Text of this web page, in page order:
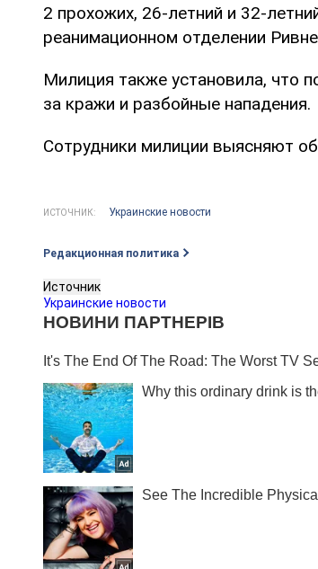
2 прохожих, 26-летний и 32-
реанимационном отделении
Милиция также установила, что
за кражи и разбойные нападения.
Сотрудники милиции выясняют
ИСТОЧНИК: Украинские новости
Редакционная политика
Источник
Украинские новости